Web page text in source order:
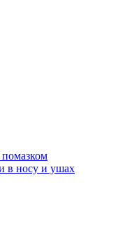
в носу и ушах